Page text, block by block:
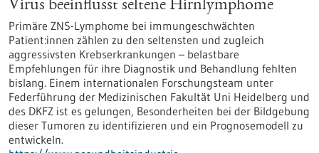
Virus beeinflusst seltene Hirnlymphome
Primäre ZNS-Lymphome bei immungeschwächten
Patient:innen zählen zu den seltensten und zugleich
aggressivsten Krebserkrankungen – belastbare
Empfehlungen für ihre Diagnostik und Behandlung fehlten
bislang. Einem internationalen Forschungsteam unter
Federführung der Medizinischen Fakultät Uni Heidelberg und
des DKFZ ist es gelungen, Besonderheiten bei der Bildgebung
dieser Tumoren zu identifizieren und ein Prognosemodell zu
entwickeln.